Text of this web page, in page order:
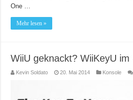
One …
Mehr lesen »
WiiU geknackt? WiiKeyU im
Kevin Soldato 20. Mai 2014 Konsole